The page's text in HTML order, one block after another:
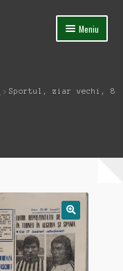
Meniu
Sportul, ziar vechi, 8